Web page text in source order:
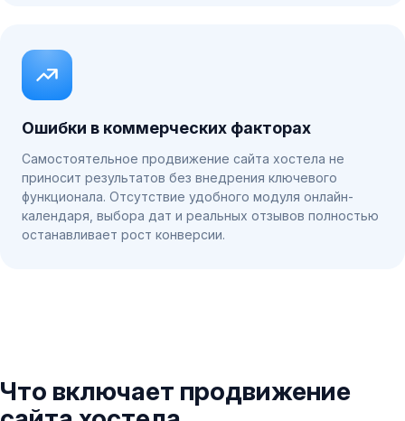
Ошибки в коммерческих факторах
Самостоятельное продвижение сайта хостела не
приносит результатов без внедрения ключевого
функционала. Отсутствие удобного модуля онлайн-
календаря, выбора дат и реальных отзывов полностью
останавливает рост конверсии.
Что включает продвижение